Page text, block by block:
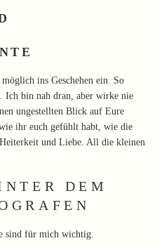
ins Geschehen ein. So
Ich bin nah dran, aber wirke nie
ungestellten Blick auf Eure
ihr euch gefühlt habt, wie die
und Liebe. All die kleinen
DEM
sind für mich wichtig.